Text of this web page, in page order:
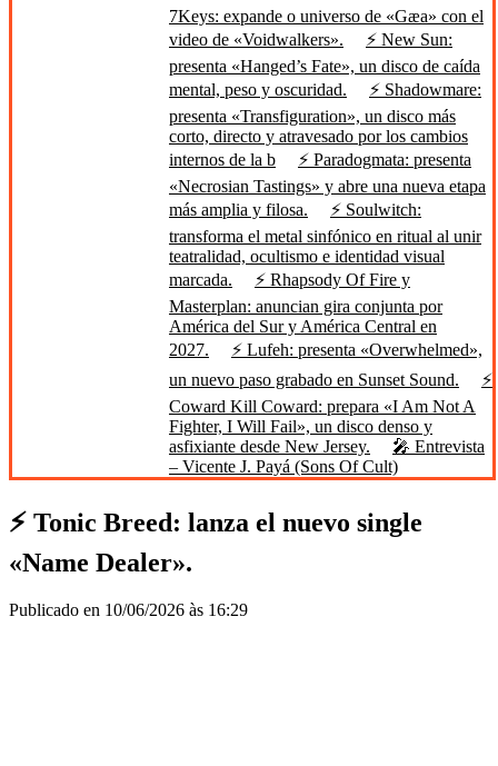
7Keys: expande o universo de «Gæa» con el
video de «Voidwalkers».
⚡ New Sun:
presenta «Hanged’s Fate», un disco de caída
mental, peso y oscuridad.
⚡ Shadowmare:
presenta «Transfiguration», un disco más
corto, directo y atravesado por los cambios
internos de la b
⚡ Paradogmata: presenta
«Necrosian Tastings» y abre una nueva etapa
más amplia y filosa.
⚡ Soulwitch:
transforma el metal sinfónico en ritual al unir
teatralidad, ocultismo e identidad visual
marcada.
⚡ Rhapsody Of Fire y
Masterplan: anuncian gira conjunta por
América del Sur y América Central en
2027.
⚡ Lufeh: presenta «Overwhelmed»,
un nuevo paso grabado en Sunset Sound.
⚡
Coward Kill Coward: prepara «I Am Not A
Fighter, I Will Fail», un disco denso y
asfixiante desde New Jersey.
🎤 Entrevista
– Vicente J. Payá (Sons Of Cult)
⚡ Tonic Breed: lanza el nuevo single
«Name Dealer».
Publicado en 10/06/2026 às 16:29